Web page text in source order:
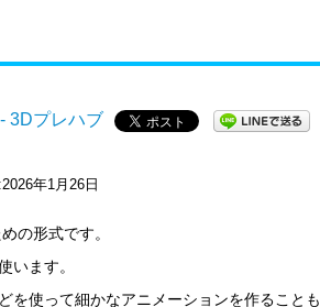
年1月26日
の形式です。
います。
を使って細かなアニメーションを作ることも